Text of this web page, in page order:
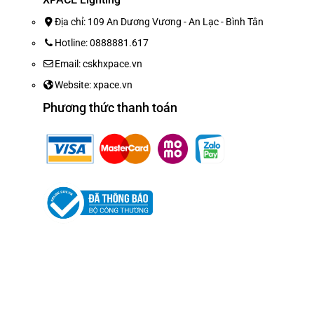
Xem thêm các dòng
Page :Xpace Lighting
Địa chỉ: 109 An Dương Vương - An Lạc - Bình Tân
Hotline: 0888881.617
Email: cskhxpace.vn
Website: xpace.vn
Phương thức thanh toán